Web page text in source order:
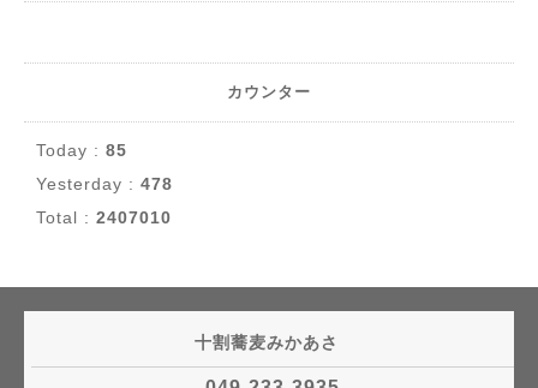
カウンター
Today : 85
Yesterday : 478
Total : 2407010
十割蕎麦みかあさ